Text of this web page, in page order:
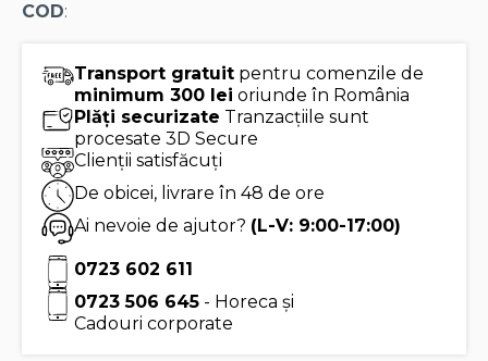
and
praline
belgiene
Valentino
100g
COD:
Transport gratuit pentru comenzile de
minimum 300 lei oriunde în România
Plăți securizate Tranzacțiile sunt
procesate 3D Secure
Clienții satisfăcuți
De obicei, livrare în 48 de ore
Ai nevoie de ajutor? (L-V: 9:00-17:00)
0723 602 611
0723 506 645 - Horeca și
Cadouri corporate